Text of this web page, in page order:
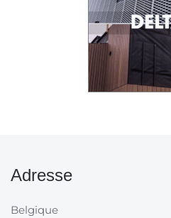
Adresse
Belgique